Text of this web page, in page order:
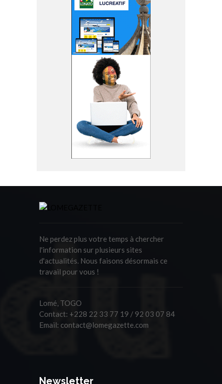
Ne perdez plus votre temps à chercher
l'information sur plusieurs sites
d'actualités. Nous faisons désormais ce
travail pour vous !
Lomé, TOGO
Contact: +228 22 33 77 19 / 92 03 07 84
Email: contact@lomegazette.com
Newsletter